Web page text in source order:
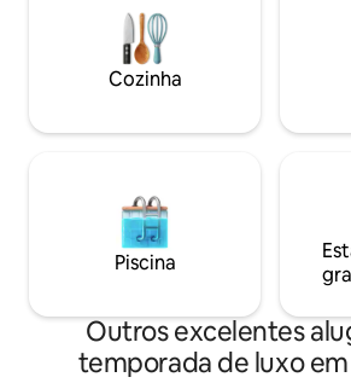
neutral interiors, and an abundance of
natural light, the cottage is designed
Cozinha
Piscina
Outros excelentes
temporada de luxo